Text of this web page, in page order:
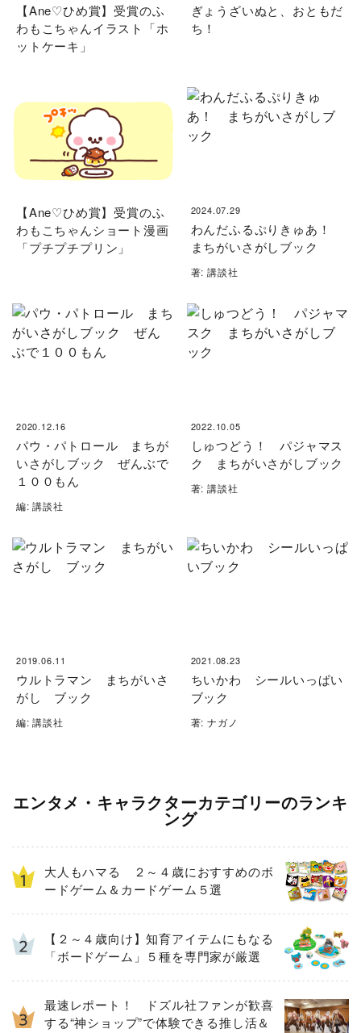
【Ane♡ひめ賞】受賞のふ
わもこちゃんイラスト「ホ
ットケーキ」
ぎょうざいぬと、おともだ
ち！
【Ane♡ひめ賞】受賞のふ
わもこちゃんショート漫画
「プチプチプリン」
2024.07.29
わんだふるぷりきゅあ！
まちがいさがしブック
著: 講談社
2020.12.16
パウ・パトロール まちが
いさがしブック ぜんぶで
１００もん
編: 講談社
2022.10.05
しゅつどう！ パジャマス
ク まちがいさがしブック
著: 講談社
2019.06.11
ウルトラマン まちがいさ
がし ブック
編: 講談社
2021.08.23
ちいかわ シールいっぱい
ブック
著: ナガノ
エンタメ・キャラクターカテゴリーのランキ
ング
大人もハマる ２～４歳におすすめのボ
ードゲーム＆カードゲーム５選
【２～４歳向け】知育アイテムにもなる
「ボードゲーム」５種を専門家が厳選
最速レポート！ ドズル社ファンが歓喜
する“神ショップ”で体験できる推し活＆